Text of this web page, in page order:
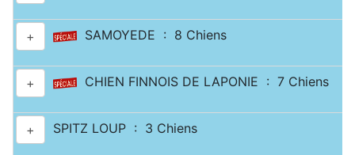
+ SAMOYEDE : 8 Chiens
+ CHIEN FINNOIS DE LAPONIE : 7 Chiens
+ SPITZ LOUP : 3 Chiens